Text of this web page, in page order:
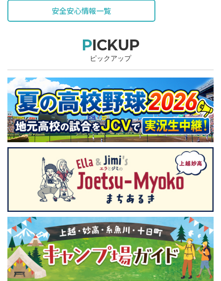
安全安心情報一覧
PICKUP
ピックアップ